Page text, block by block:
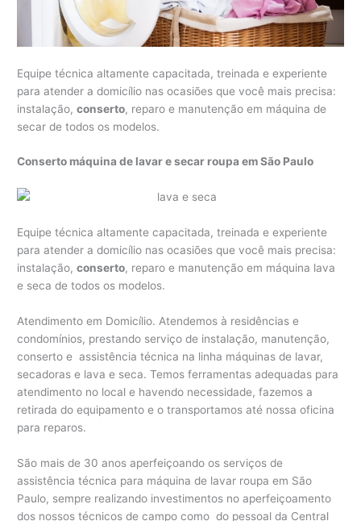
Equipe técnica altamente capacitada, treinada e experiente
para atender a domicílio nas ocasiões que você mais precisa:
instalação,conserto, reparo e manutenção em máquina de
secar de todos os modelos.
Conserto máquina de lavar e secar roupa em São Paulo
Equipe técnica altamente capacitada, treinada e experiente
para atender a domicílio nas ocasiões que você mais precisa:
instalação,conserto, reparo e manutenção em máquina lava
e seca de todos os modelos.
Atendimento em Domicílio. Atendemos à residências e
condomínios, prestando serviço de instalação, manutenção,
conserto e assistência técnica na linha máquinas de lavar,
secadoras e lava e seca. Temos ferramentas adequadas para
atendimento no local e havendo necessidade, fazemos a
retirada do equipamento e o transportamos até nossa oficina
para reparos.
São mais de 30 anos aperfeiçoando os serviços de
assistência técnica para máquina de lavar roupa em São
Paulo, sempre realizando investimentos no aperfeiçoamento
dos nossos técnicos de campo como do pessoal da Central